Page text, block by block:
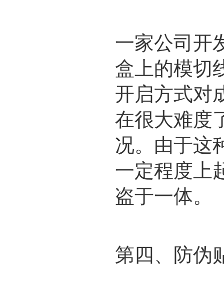
一家公司开
盒上的模切
开启方式对
在很大难度
况。由于这
一定程度上
盗于一体。
第四、防伪